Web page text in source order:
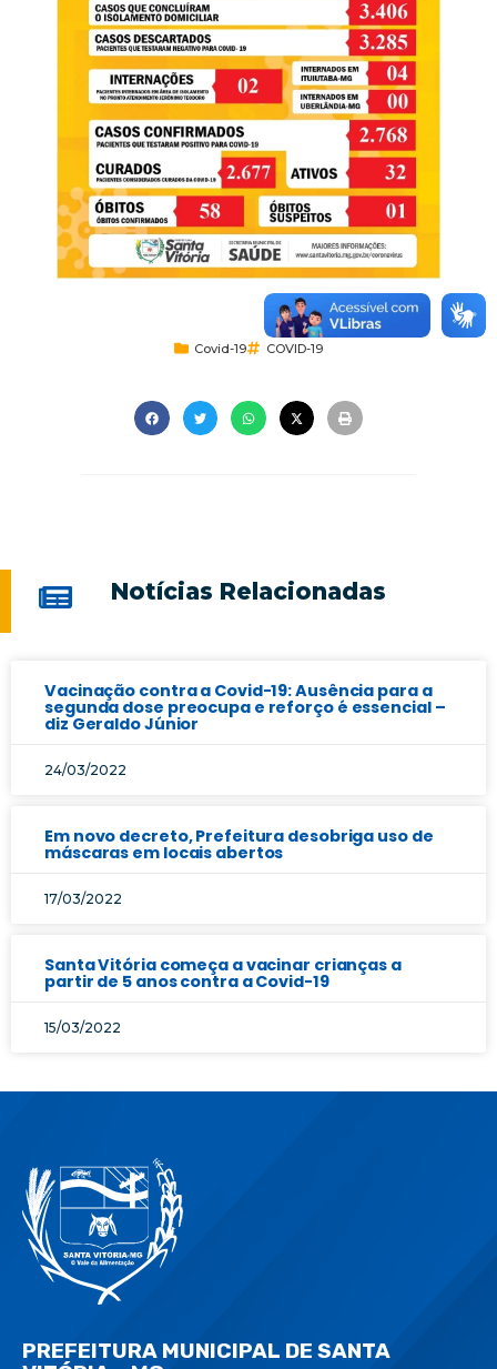
Covid-19 COVID-19
Notícias Relacionadas
Vacinação contra a Covid-19: Ausência para a
segunda dose preocupa e reforço é essencial –
diz Geraldo Júnior
24/03/2022
Em novo decreto, Prefeitura desobriga uso de
máscaras em locais abertos
17/03/2022
Santa Vitória começa a vacinar crianças a
partir de 5 anos contra a Covid-19
15/03/2022
PREFEITURA MUNICIPAL DE SANTA